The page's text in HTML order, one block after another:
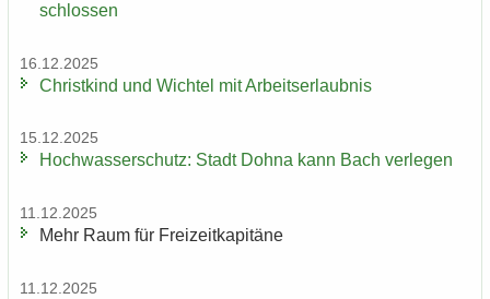
schlos­sen
16.12.2025
Christ­kind und Wich­tel mit Ar­beits­er­laub­nis
15.12.2025
Hoch­was­ser­schutz: Stadt Dohna kann Bach ver­le­gen
11.12.2025
Mehr Raum für Frei­zeit­ka­pi­tä­ne
11.12.2025